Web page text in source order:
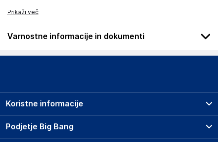
Prikaži več
Varnostne informacije in dokumenti
Podatki o proizvajalcu
Apple Distribution International Ltd.
Ireland
Podjetje Big Bang
Koristne informacije
Prodajna mesta